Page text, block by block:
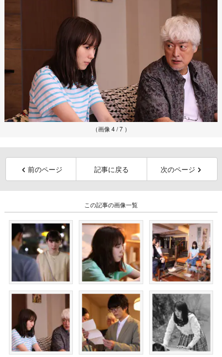
（画像 4 / 7 ）
前のページ 記事に戻る 次のページ
この記事の画像一覧